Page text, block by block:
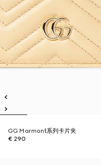
GG Marmont系列卡片夹
€ 290